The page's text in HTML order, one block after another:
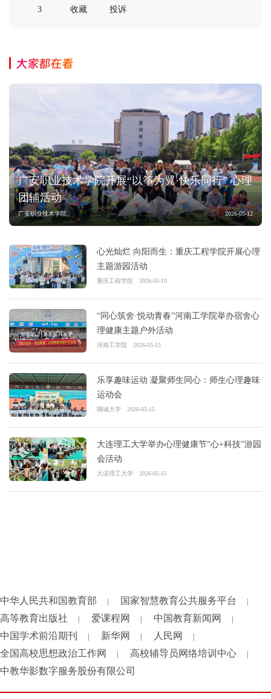
3 收藏 投诉
大家都在看
广安职业技术学院开展“以筝为翼·快乐同行” 心理
团辅活动
广安职业技术学院 2026-05-12
心光灿烂 向阳而生：重庆工程学院开展心理
主题游园活动
重庆工程学院 2026-05-19
“同心筑舍·悦动青春”河南工学院举办宿舍心
理健康主题户外活动
河南工学院 2026-05-15
乐享趣味运动 凝聚师生同心：师生心理趣味
运动会
聊城大学 2026-05-15
大连理工大学举办心理健康节“心+科技”游园
会活动
大连理工大学 2026-05-15
中华人民共和国教育部 国家智慧教育公共服务平台
高等教育出版社 爱课程网 中国教育新闻网
中国学术前沿期刊 新华网 人民网
全国高校思想政治工作网 高校辅导员网络培训中心
中教华影数字服务股份有限公司